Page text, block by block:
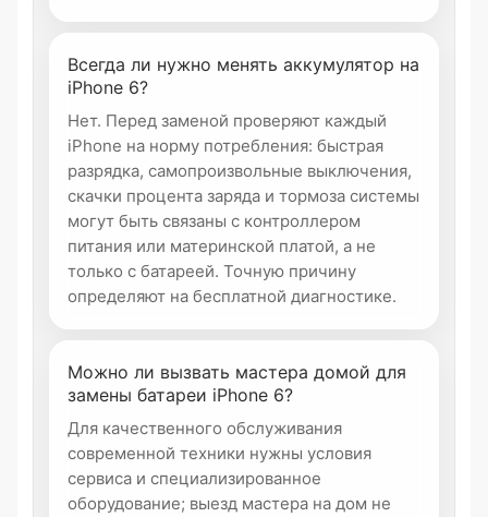
Всегда ли нужно менять аккумулятор на
iPhone 6?
Нет. Перед заменой проверяют каждый
iPhone на норму потребления: быстрая
разрядка, самопроизвольные выключения,
скачки процента заряда и тормоза системы
могут быть связаны с контроллером
питания или материнской платой, а не
только с батареей. Точную причину
определяют на бесплатной диагностике.
Можно ли вызвать мастера домой для
замены батареи iPhone 6?
Для качественного обслуживания
современной техники нужны условия
сервиса и специализированное
оборудование; выезд мастера на дом не